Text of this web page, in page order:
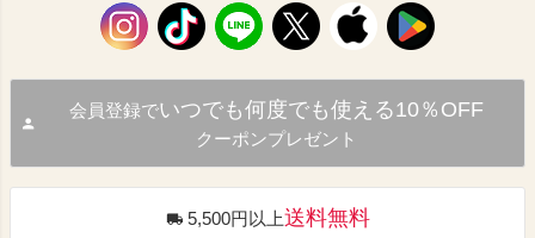
会員登録でいつでも何度でも使える10％OFF
クーポンプレゼント
5,500円以上送料無料